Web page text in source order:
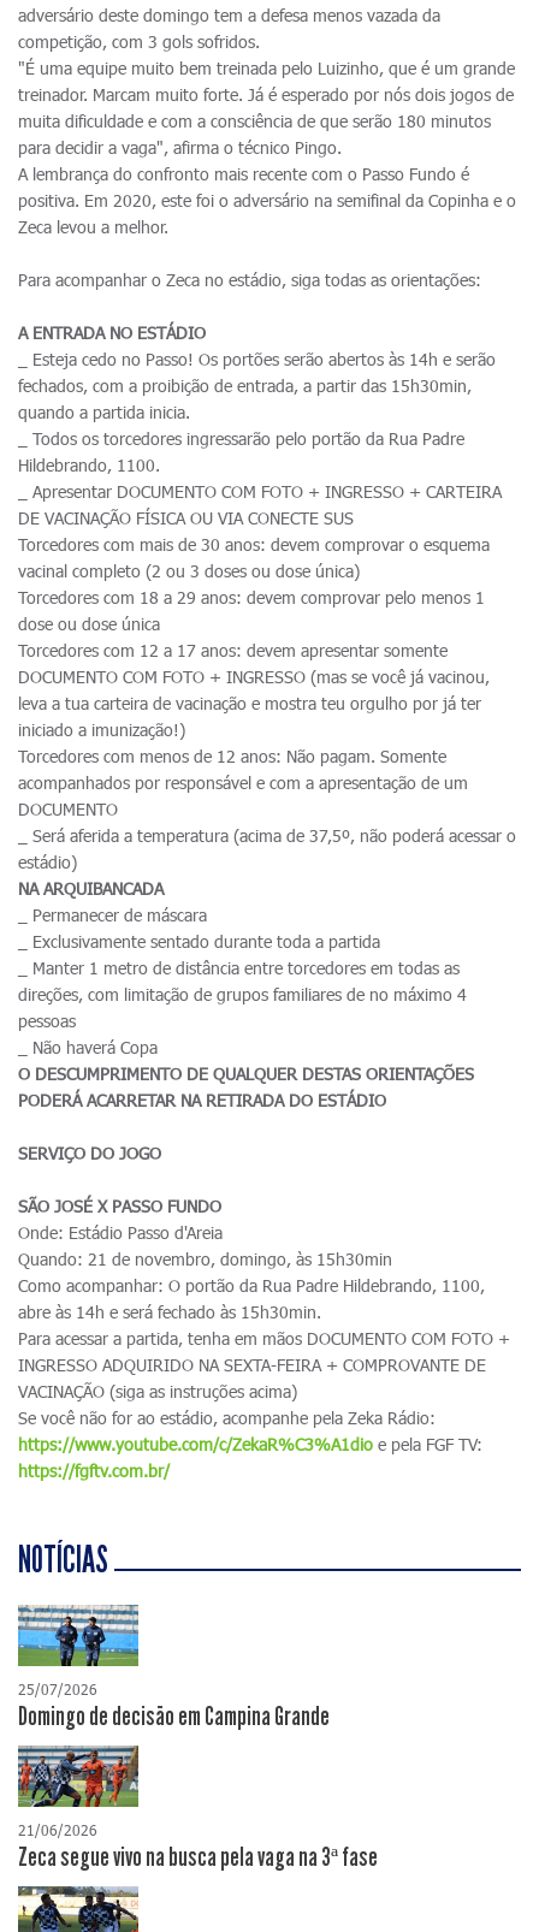
adversário deste domingo tem a defesa menos vazada da
competição, com 3 gols sofridos.
"É uma equipe muito bem treinada pelo Luizinho, que é um grande
treinador. Marcam muito forte. Já é esperado por nós dois jogos de
muita dificuldade e com a consciência de que serão 180 minutos
para decidir a vaga", afirma o técnico Pingo.
A lembrança do confronto mais recente com o Passo Fundo é
positiva. Em 2020, este foi o adversário na semifinal da Copinha e o
Zeca levou a melhor.
Para acompanhar o Zeca no estádio, siga todas as orientações:
A ENTRADA NO ESTÁDIO
_ Esteja cedo no Passo! Os portões serão abertos às 14h e serão
fechados, com a proibição de entrada, a partir das 15h30min,
quando a partida inicia.
_ Todos os torcedores ingressarão pelo portão da Rua Padre
Hildebrando, 1100.
_ Apresentar DOCUMENTO COM FOTO + INGRESSO + CARTEIRA
DE VACINAÇÃO FÍSICA OU VIA CONECTE SUS
Torcedores com mais de 30 anos: devem comprovar o esquema
vacinal completo (2 ou 3 doses ou dose única)
Torcedores com 18 a 29 anos: devem comprovar pelo menos 1
dose ou dose única
Torcedores com 12 a 17 anos: devem apresentar somente
DOCUMENTO COM FOTO + INGRESSO (mas se você já vacinou,
leva a tua carteira de vacinação e mostra teu orgulho por já ter
iniciado a imunização!)
Torcedores com menos de 12 anos: Não pagam. Somente
acompanhados por responsável e com a apresentação de um
DOCUMENTO
_ Será aferida a temperatura (acima de 37,5º, não poderá acessar o
estádio)
NA ARQUIBANCADA
_ Permanecer de máscara
_ Exclusivamente sentado durante toda a partida
_ Manter 1 metro de distância entre torcedores em todas as
direções, com limitação de grupos familiares de no máximo 4
pessoas
_ Não haverá Copa
O DESCUMPRIMENTO DE QUALQUER DESTAS ORIENTAÇÕES
PODERÁ ACARRETAR NA RETIRADA DO ESTÁDIO
SERVIÇO DO JOGO
SÃO JOSÉ X PASSO FUNDO
Onde: Estádio Passo d'Areia
Quando: 21 de novembro, domingo, às 15h30min
Como acompanhar: O portão da Rua Padre Hildebrando, 1100,
abre às 14h e será fechado às 15h30min.
Para acessar a partida, tenha em mãos DOCUMENTO COM FOTO +
INGRESSO ADQUIRIDO NA SEXTA-FEIRA + COMPROVANTE DE
VACINAÇÃO (siga as instruções acima)
Se você não for ao estádio, acompanhe pela Zeka Rádio:
https://www.youtube.com/c/ZekaR%C3%A1dio e pela FGF TV:
https://fgftv.com.br/
NOTÍCIAS
25/07/2026
Domingo de decisão em Campina Grande
21/06/2026
Zeca segue vivo na busca pela vaga na 3ª fase